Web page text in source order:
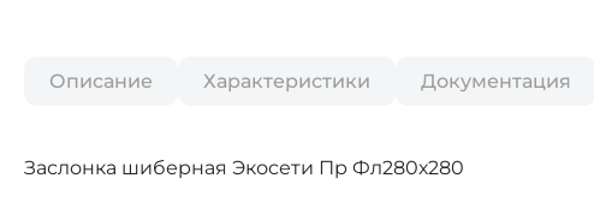
Описание Характеристики Документация
Заслонка шиберная Экосети Пр Фл280х280